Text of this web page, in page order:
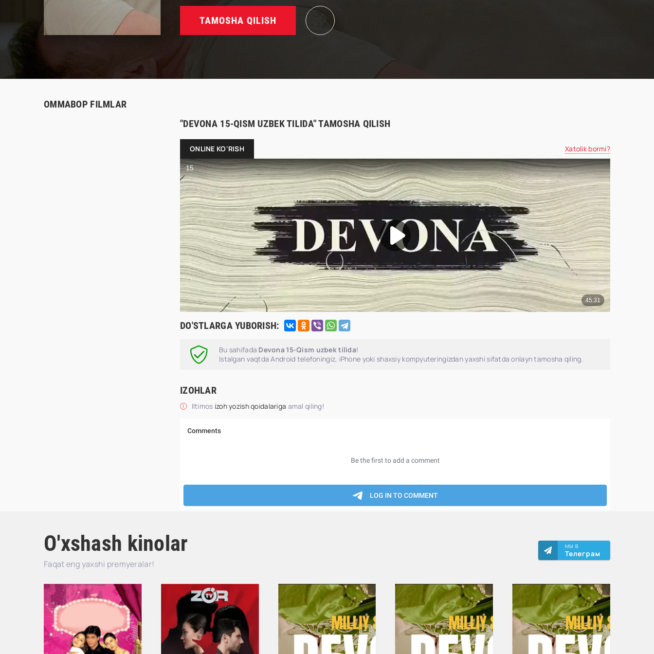
TAMOSHA QILISH
OMMABOP FILMLAR
"DEVONA 15-QISM UZBEK TILIDA" TAMOSHA QILISH
ONLINE KO'RISH Xatolik bormi?
DO'STLARGA YUBORISH:
Bu sahifada Devona 15-Qism uzbek tilida!
Istalgan vaqtda Android telefoningiz, iPhone yoki shaxsiy kompyuteringizdan yaxshi sifatda onlayn tamosha qiling.
IZOHLAR
Iltimos izoh yozish qoidalariga amal qiling!
O'xshash kinolar
Faqat eng yaxshi premyeralar!
МЫ В
Телеграм